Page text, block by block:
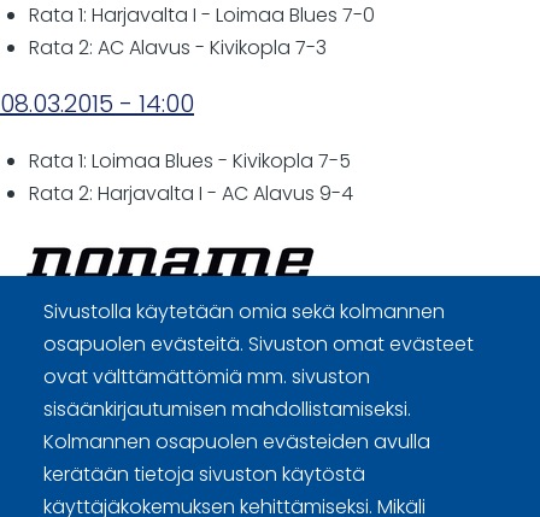
Rata 1: Harjavalta I - Loimaa Blues 7-0
Rata 2: AC Alavus - Kivikopla 7-3
08.03.2015 - 14:00
Rata 1: Loimaa Blues - Kivikopla 7-5
Rata 2: Harjavalta I - AC Alavus 9-4
Sivustolla käytetään omia sekä kolmannen
osapuolen evästeitä. Sivuston omat evästeet
ovat välttämättömiä mm. sivuston
sisäänkirjautumisen mahdollistamiseksi.
Kolmannen osapuolen evästeiden avulla
kerätään tietoja sivuston käytöstä
käyttäjäkokemuksen kehittämiseksi. Mikäli
Curling Finland
Curling Finland